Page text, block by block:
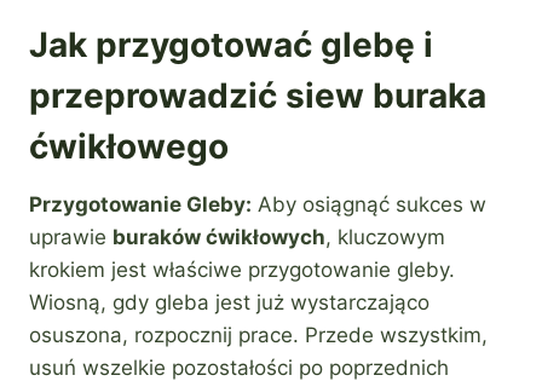
Jak przygotować glebę i
przeprowadzić siew buraka
ćwikłowego
Przygotowanie Gleby: Aby osiągnąć sukces w
uprawie buraków ćwikłowych, kluczowym
krokiem jest właściwe przygotowanie gleby.
Wiosną, gdy gleba jest już wystarczająco
osuszona, rozpocznij prace. Przede wszystkim,
usuń wszelkie pozostałości po poprzednich